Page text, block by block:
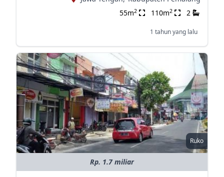
55m2 110m2 2
1 tahun yang lalu
Ruko
Rp. 1.7 miliar